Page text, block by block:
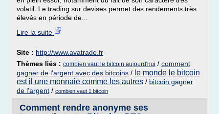
volatil. Le trading sur devises permet des rendements très
élevés en période de...
Lire la suite
Site : http://www.avatrade.fr
Thèmes liés : combien vaut le bitcoin aujourd'hui / comment
gagner de l'argent avec des bitcoins / le monde le bitcoin
est il une monnaie comme les autres / bitcoin gagner
de l'argent / combien vaut 1 bitcoin
Comment rendre anonyme ses